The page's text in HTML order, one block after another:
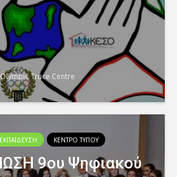
Truce Centre
ΕΚΠΑΙΔΕΥΣΗ ΚΕΝΤΡΟ ΤΥΠΟΥ
9ου Ψηφιακού